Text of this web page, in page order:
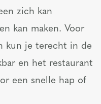
zich kan
kan maken. Voor
kun je terecht in de
en het restaurant
een snelle hap of